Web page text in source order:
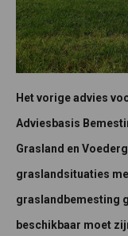
Het vorige advies
Adviesbasis
Grasland en
graslandsituaties
graslandbemesting
beschikbaar moet